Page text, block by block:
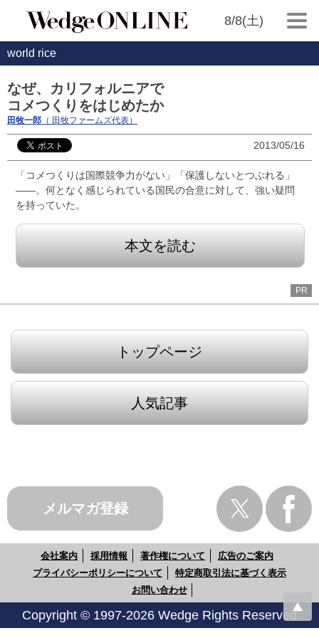
8/8(土)
world rice
なぜ、カリフォルニアで
コメつくりをはじめたか
田牧一郎 （ 田牧ファームズ代表）
2013/05/16
「コメつくりは国際競争力がない」「保護しないとつぶれる」
――。何となく感じられている国民の合意に対して、強い疑問
を持っていた。
本文を読む
PR
トップページ
人気記事
メルマガ登録
会社案内 採用情報 著作権について
広告のご案内
プライバシーポリシーについて
特定商取引法に基づく表示
お問い合わせ
Copyright © 1997-2026 Wedge Rights Reserved